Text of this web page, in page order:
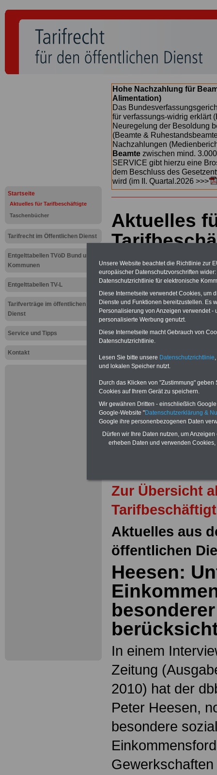
Startseite
Aktuelles für Tarifbeschäftigte
Taschenbücher
Tarifrecht im Öffentlichen Dienst
Entgelttabellen TVöD Bund und
Kommunen
Entgelttabellen TV-L
Tarifverträge im öffentlichen
Dienst
Service und Tipps
Kontakt
Hohe Nachzahlung für
Alimentation)
Das
für verfassungs-widrig erklärt
Neuregelung der Besoldung
(Beamte &
Nachzahlungen
Beamte zwischen mind.
SERVICE gibt hierzu eine
dem Beschluss des
wird (im II. Quartal.2026 >>>
Aktuelles
Heesen:
Neu aufgelegt: Oktober
Zur Übersicht
Aktuelles aus
öffentlichen
Heesen:
In einem
Zeitung
2010) hat der
Peter Heesen,
besondere
Unsere Website beachtet die Richtlinie zur
europäischer Datenschutzvorschriften
Datenschutzrichtlinie für elektronische
Diese Internetseite verwendet Cookies, um
Dienste und Funktionen bereitzustellen. Es
Personalisierung von Anzeigen verwendet
personalisierte Werbung genutzt.
Diese Internetseite macht Gebrauch von
Datenschutzrichtlinie.
Lesen Sie bitte unsere Datenschutzrichtlinie
und lokalen Speicher nutzt.
Durch das Klicken von "Zustimmung"
Cookies auf Ihrem Gerät zu speichern.
Wir gewähren Dritten - einschließlich
Google-Website "Datenschutzerklärung &
Google ihre personenbezogenen Daten
Dürfen wir Ihre Daten nutzen, um
erheben Daten und verwenden